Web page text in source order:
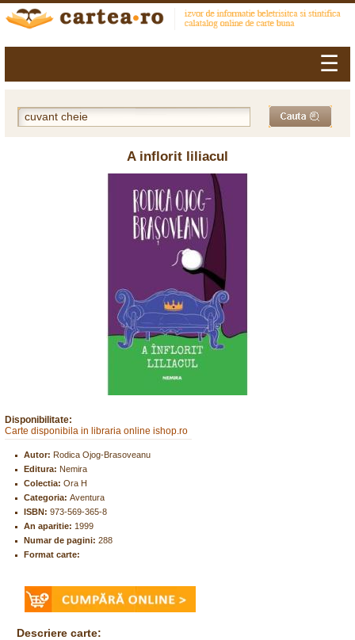
☰
A inflorit liliacul
Disponibilitate:
Carte disponibila in libraria online ishop.ro
Autor: Rodica Ojog-Brasoveanu
Editura: Nemira
Colectia: Ora H
Categoria: Aventura
ISBN: 973-569-365-8
An aparitie: 1999
Numar de pagini: 288
Format carte:
Descriere carte: